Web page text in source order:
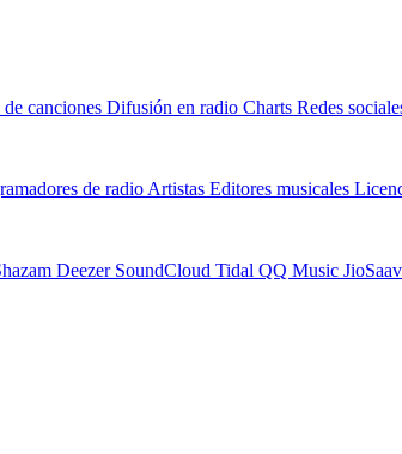
canciones Difusión en radio Charts Redes
de radio Artistas Editores musicales
Deezer SoundCloud Tidal QQ Music